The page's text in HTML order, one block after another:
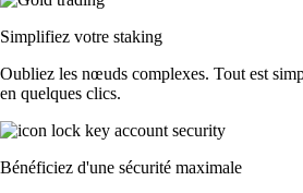
Simplifiez votre staking
Oubliez les nœuds complexes. Tout est
en quelques clics.
Bénéficiez d'une sécurité maximale